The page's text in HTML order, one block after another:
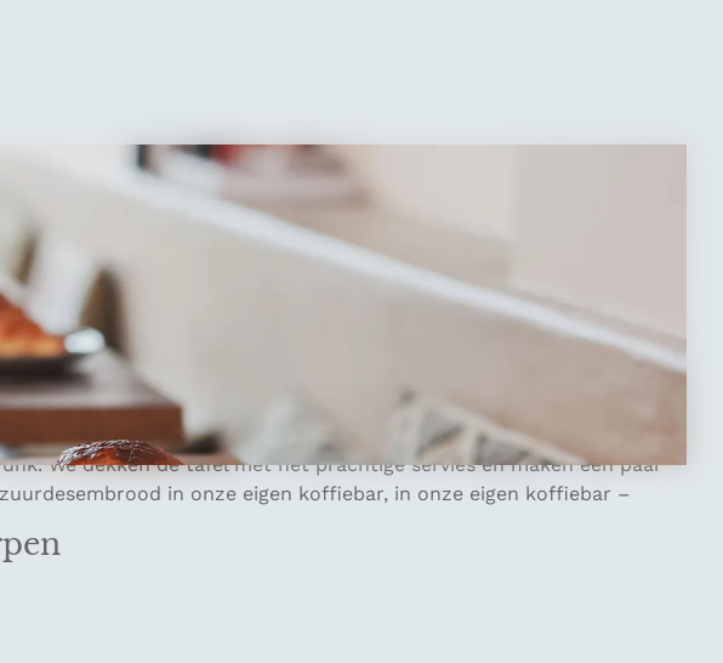
namelijk voor tien tot veertien personen. Maar deze huizen zijn totaal
luxe voorzien die je graag terug ziet tijdens een familie- of
het interieur komt zo uit een designmagazine.
huis heeft vier slaapkamers, vijf badkamers, een sfeervolle
koffietent. In de woonkamer staat een kachel die perfect is voor
We dekken de tafel met het prachtige servies en maken een paar
in onze eigen koffiebar, in onze eigen koffiebar –